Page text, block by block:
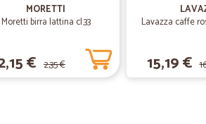
MORETTI
Moretti birra lattina cl.33
€ 2,35 €
Lavazza caffe
15,19 €